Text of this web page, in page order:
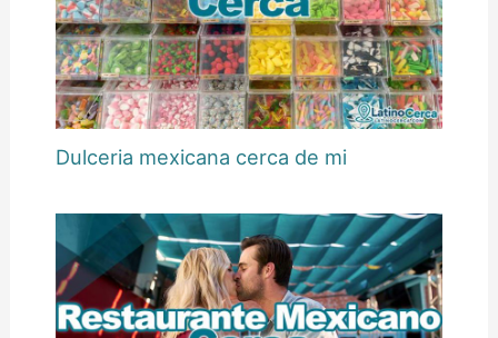
Dulceria mexicana cerca de mi